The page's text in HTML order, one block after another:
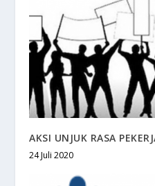
AKSI UNJUK RASA
24 Juli 2020